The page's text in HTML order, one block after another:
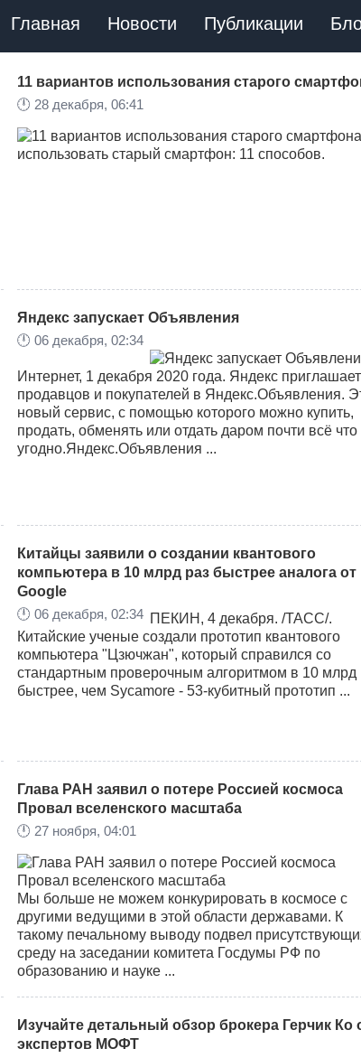
Главная Новости Публикации
11 вариантов использования старого
🕛 28 декабря, 06:41
использовать старый смартфон: 11 способов.
Яндекс запускает Объявления
🕛 06 декабря, 02:34
Интернет, 1 декабря 2020 года. Яндекс приглашает
продавцов и покупателей в Яндекс.Объявления.
новый сервис, с помощью которого можно купить,
продать, обменять или отдать даром почти всё что
угодно.Яндекс.Объявления ...
Китайцы заявили о создании квантового
компьютера в 10 млрд раз быстрее аналога от
Google
🕛 06 декабря, 02:34 ПЕКИН, 4 декабря. /ТАСС/.
Китайские ученые создали прототип квантового
компьютера "Цзючжан", который справился со
стандартным проверочным алгоритмом в 10 млрд
быстрее, чем Sycamore - 53-кубитный прототип ...
Глава РАН заявил о потере Россией космоса
Провал вселенского масштаба
🕛 27 ноября, 04:01
Мы больше не можем конкурировать в космосе с
другими ведущими в этой области державами. К
такому печальному выводу подвел
среду на заседании комитета Госдумы РФ по
образованию и науке ...
Изучайте детальный обзор брокера Герчик Ко
экспертов МОФТ